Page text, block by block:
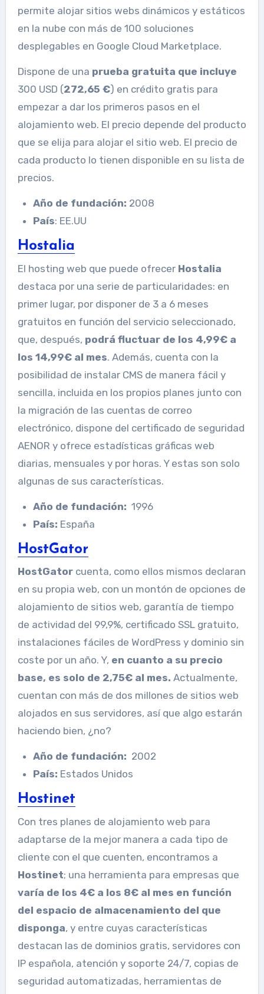
permite alojar sitios webs dinámicos y estáticos
en la nube con más de 100 soluciones
desplegables en Google Cloud Marketplace.
Dispone de una prueba gratuita que incluye
300 USD (272,65 €) en crédito gratis para
empezar a dar los primeros pasos en el
alojamiento web. El precio depende del producto
que se elija para alojar el sitio web. El precio de
cada producto lo tienen disponible en su lista de
precios.
Año de fundación: 2008
País: EE.UU
Hostalia
El hosting web que puede ofrecer Hostalia
destaca por una serie de particularidades: en
primer lugar, por disponer de 3 a 6 meses
gratuitos en función del servicio seleccionado,
que, después, podrá fluctuar de los 4,99€ a
los 14,99€ al mes. Además, cuenta con la
posibilidad de instalar CMS de manera fácil y
sencilla, incluida en los propios planes junto con
la migración de las cuentas de correo
electrónico, dispone del certificado de seguridad
AENOR y ofrece estadísticas gráficas web
diarias, mensuales y por horas. Y estas son solo
algunas de sus características.
Año de fundación: 1996
País: España
HostGator
HostGatorcuenta, como ellos mismos declaran
en su propia web, con un montón de opciones de
alojamiento de sitios web, garantía de tiempo
de actividad del 99,9%, certificado SSL gratuito,
instalaciones fáciles de WordPress y dominio sin
coste por un año. Y, en cuanto a su precio
base, es solo de 2,75€ al mes. Actualmente,
cuentan con más de dos millones de sitios web
alojados en sus servidores, así que algo estarán
haciendo bien, ¿no?
Año de fundación: 2002
País: Estados Unidos
Hostinet
Con tres planes de alojamiento web para
adaptarse de la mejor manera a cada tipo de
cliente con el que cuenten, encontramos a
Hostinet; una herramienta para empresas que
varía de los 4€ a los 8€ al mes en función
del espacio de almacenamiento del que
disponga, y entre cuyas características
destacan las de dominios gratis, servidores con
IP española, atención y soporte 24/7, copias de
seguridad automatizadas, herramientas de